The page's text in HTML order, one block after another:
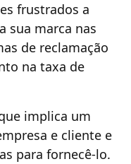
frustrados a
sua marca nas
de reclamação
na taxa de
implica um
e cliente e
para fornecê-lo.